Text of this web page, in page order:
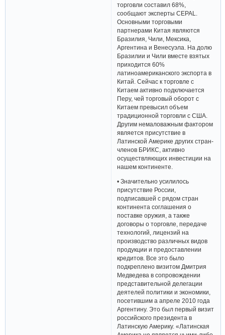
торговли составил 68%,
сообщают эксперты CEPAL.
Основными торговыми
партнерами Китая являются
Бразилия, Чили, Мексика,
Аргентина и Венесуэла. На долю
Бразилии и Чили вместе взятых
приходится 60%
латиноамериканского экспорта в
Китай. Сейчас к торговле с
Китаем активно подключается
Перу, чей торговый оборот с
Китаем превысил объем
традиционной торговли с США.
Другим немаловажным фактором
является присутствие в
Латинской Америке других стран-
членов БРИКС, активно
осуществляющих инвестиции на
нашем континенте.
• Значительно усилилось
присутствие России,
подписавшей с рядом стран
континента соглашения о
поставке оружия, а также
договоры о торговле, передаче
технологий, лицензий на
производство различных видов
продукции и предоставлении
кредитов. Все это было
подкреплено визитом Дмитрия
Медведева в сопровождении
представительной делегации
деятелей политики и экономики,
посетившим а апреле 2010 года
Аргентину. Это был первый визит
российского президента в
Латинскую Америку. «Латинская